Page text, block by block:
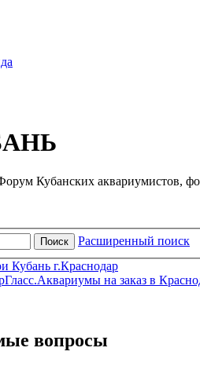
Кубанских аквариумистов,
Поиск Расширенный поиск
вопросы